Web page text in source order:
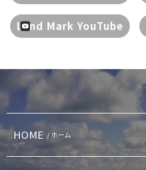
Land Mark YouTube
HOME / ホーム